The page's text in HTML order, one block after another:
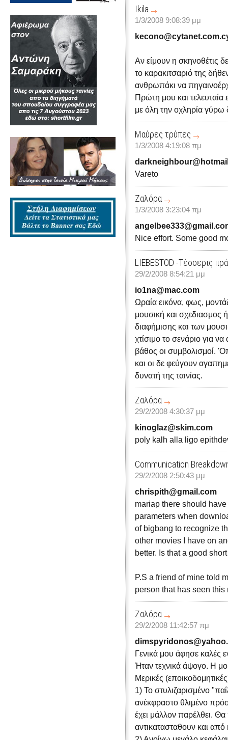
Ιkila
1/3/2008 9:08:39 μμ
Αν είμουν η σκηνοθέτις
το καρακιτσαριό της
ανθρωπάκι να
Πρώτη μου και τελευταία
με όλη την οχληρία γύρω
Μαύρες τρύπες
1/3/2008 4:19:08 πμ
Vareto
Ζαλόρα
1/3/2008 3:23:04 πμ
Nice effort. Some good
LIEBESTOD -Τέσσερις
29/2/2008 8:54:21 μμ
io1na@mac.com
Ωραία εικόνα, φως,
μουσική και
διαφήμισης και των
χτίσιμο το σενάριο για
βάθος οι συμβολισμοί.
και οι δε φεύγουν
δυνατή της ταινίας.
Ζαλόρα
29/2/2008 4:30:37 μμ
kinoglaz@skim.com
poly kalh alla ligo
Communication
29/2/2008 2:50:43 μμ
chrispith@gmail.com
mariap there should
parameters when
of bigbang to recognize
other movies I have on
better. Is that a good
P.S a friend of mine told
person that has seen this
Ζαλόρα
29/2/2008 11:42:57 πμ
Γενικά μου άφησε καλές
Ήταν τεχνικά άψογο. Η
Μερικές
1) Το στυλιζαρισμένο
ανέκφραστο θλιμένο
έχει μάλλον παρέλθει.
αντικατασταθουν και